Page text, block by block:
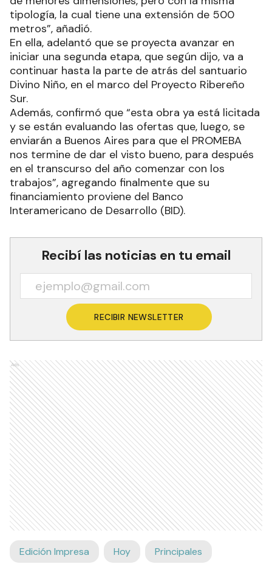
tipología, la cual tiene una extensión de 500
metros”, añadió.
En ella, adelantó que se proyecta avanzar en
iniciar una segunda etapa, que según dijo, va a
continuar hasta la parte de atrás del santuario
Divino Niño, en el marco del Proyecto Ribereño
Sur.
Además, confirmó que “esta obra ya está licitada
y se están evaluando las ofertas que, luego, se
enviarán a Buenos Aires para que el PROMEBA
nos termine de dar el visto bueno, para después
en el transcurso del año comenzar con los
trabajos”, agregando finalmente que su
financiamiento proviene del Banco
Interamericano de Desarrollo (BID).
Recibí las noticias en tu email
RECIBIR NEWSLETTER
Ads
Edición Impresa Hoy Principales